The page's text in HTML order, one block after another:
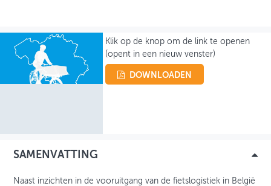
GEBRUIKER
Klik op de knop om de link te openen
(opent in een nieuw venster)
DOWNLOADEN
SAMENVATTING
Naast inzichten in de vooruitgang van de fietslogistiek in België